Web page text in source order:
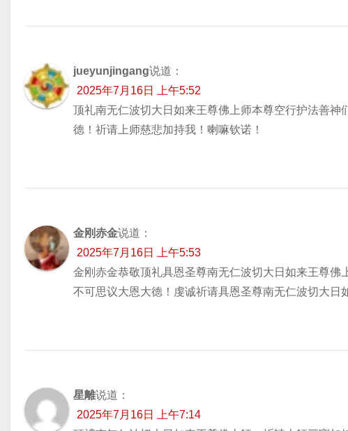
jueyunjingang说道：
2025年7月16日 上午5:52
顶礼南无仁波切大日如来王尊佛上师本尊空行护法善
德！祈请上师慈悲加持我！喇嘛钦诺！
金刚赤金说道：
2025年7月16日 上午5:53
金刚赤金恭敬顶礼具恩圣尊南无仁波切大日如来王尊
不可思议大恩大德！虔诚祈请具恩圣尊南无仁波切大日
星離说道：
2025年7月16日 上午7:14